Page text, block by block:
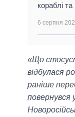
кораблі та
6 серпня
«Що
відбулася
раніше
повернувся